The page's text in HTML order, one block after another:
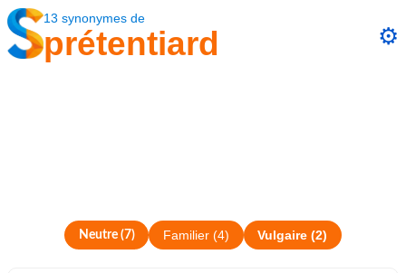
13 synonymes de
prétentiard ⚙️
Neutre(7) Familier (4) Vulgaire (2)